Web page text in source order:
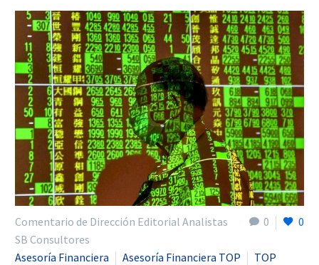
0 0
Comentario de Dirección Editorial Analistas
SB Consultores
Asesoría Financiera
Asesoría Financiera TOP
TOP